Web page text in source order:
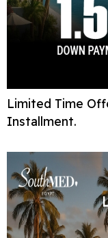
Limited Time
Installment.